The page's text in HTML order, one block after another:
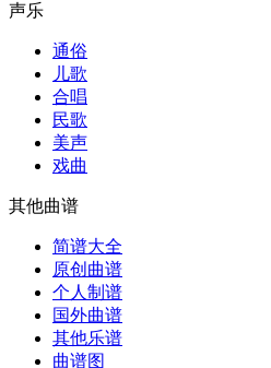
声乐
通俗
儿歌
合唱
民歌
美声
戏曲
其他曲谱
简谱大全
原创曲谱
个人制谱
国外曲谱
其他乐谱
曲谱图